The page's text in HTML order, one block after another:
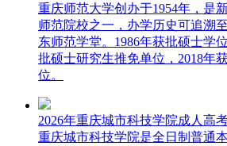
重庆师范大学创办于1954年，是
师范院校之一，办学历史可追溯
东师范学堂。1986年获批硕士学
批硕士研究生推免单位，2018年
位。
2026年重庆城市科技学院成人高
重庆城市科技学院是全日制普通